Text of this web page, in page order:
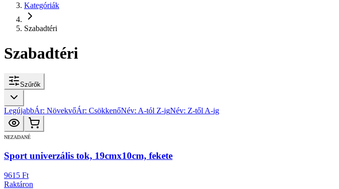
Kategóriák
Szabadtéri
Szabadtéri
Szűrők
LegújabbÁr: NövekvőÁr: CsökkenőNév: A-tól Z-igNév: Z-től A-ig
NEZADANÉ
Sport univerzális tok, 19cmx10cm, fekete
9615 Ft
Raktáron